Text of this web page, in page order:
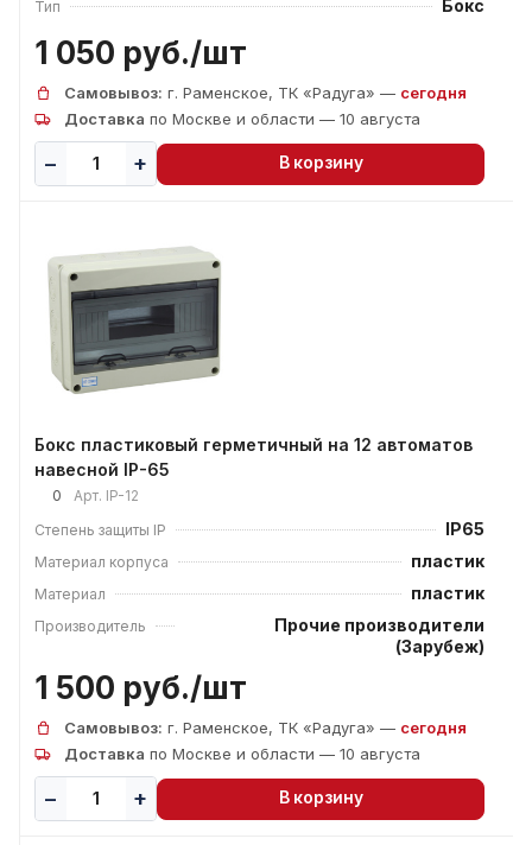
Тип Бокс
1 050 руб./шт
Самовывоз: г. Раменское, ТК «Радуга» — сегодня
Доставка по Москве и области — 10 августа
В корзину
Бокс пластиковый герметичный на 12 автоматов
навесной IP-65
0 Арт. IP-12
Степень защиты IP
IP65
Материал корпуса пластик
Материал пластик
Производитель
Прочие производители
(Зарубеж)
1 500 руб./шт
Самовывоз: г. Раменское, ТК «Радуга» — сегодня
Доставка по Москве и области — 10 августа
В корзину